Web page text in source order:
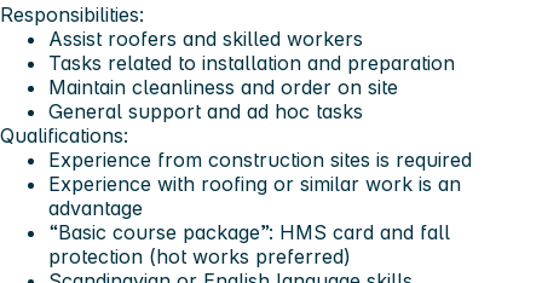
Responsibilities:
Assist roofers and skilled workers
Tasks related to installation and preparation
Maintain cleanliness and order on site
General support and ad hoc tasks
Qualifications:
Experience from construction sites is required
Experience with roofing or similar work is an
advantage
“Basic course package”: HMS card and fall
protection (hot works preferred)